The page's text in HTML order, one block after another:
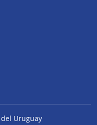
Uruguay